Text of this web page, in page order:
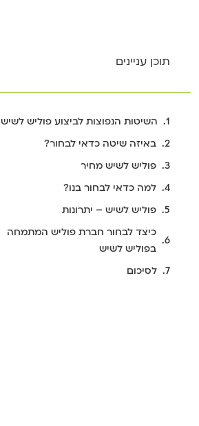
תוכן עניינים
השיטות הנפוצות לביצוע פוליש לשיש
באיזה שיטה כדאי לבחור?
פוליש לשיש מחיר
למה כדאי לבחור בנו?
פוליש לשיש – יתרונות
כיצד לבחור חברת פוליש המתמחה
בפוליש לשיש
לסיכום